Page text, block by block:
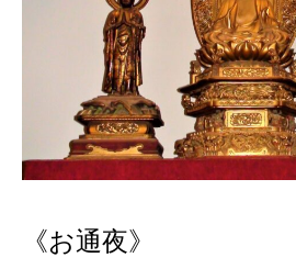
《お通夜》